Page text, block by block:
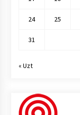
24 25
31
« Uzt